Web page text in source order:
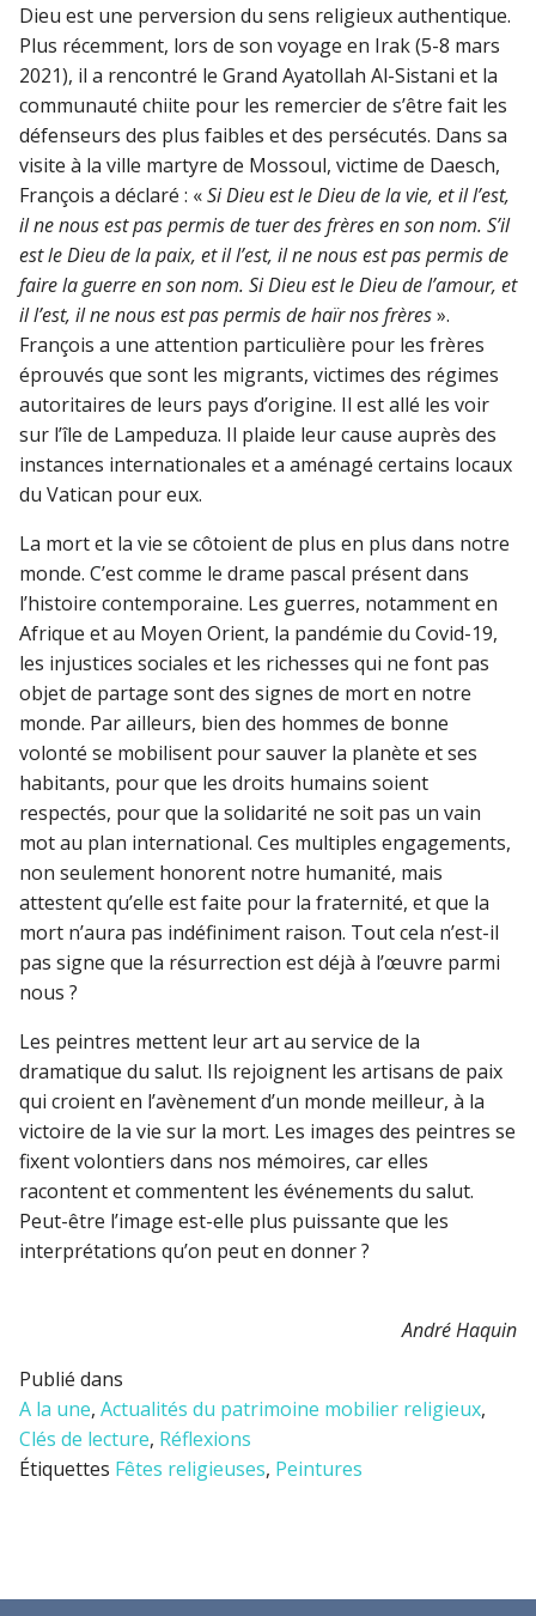
Dieu est une perversion du sens religieux authentique.
Plus récemment, lors de son voyage en Irak (5-8 mars
2021), il a rencontré le Grand Ayatollah Al-Sistani et la
communauté chiite pour les remercier de s’être fait les
défenseurs des plus faibles et des persécutés. Dans sa
visite à la ville martyre de Mossoul, victime de Daesch,
François a déclaré : «Si Dieu est le Dieu de la vie, et il l’est,
il ne nous est pas permis de tuer des frères en son nom. S’il
est le Dieu de la paix, et il l’est, il ne nous est pas permis de
faire la guerre en son nom. Si Dieu est le Dieu de l’amour, et
il l’est, il ne nous est pas permis de haïr nos frères».
François a une attention particulière pour les frères
éprouvés que sont les migrants, victimes des régimes
autoritaires de leurs pays d’origine. Il est allé les voir
sur l’île de Lampeduza. Il plaide leur cause auprès des
instances internationales et a aménagé certains locaux
du Vatican pour eux.
La mort et la vie se côtoient de plus en plus dans notre
monde. C’est comme le drame pascal présent dans
l’histoire contemporaine. Les guerres, notamment en
Afrique et au Moyen Orient, la pandémie du Covid-19,
les injustices sociales et les richesses qui ne font pas
objet de partage sont des signes de mort en notre
monde. Par ailleurs, bien des hommes de bonne
volonté se mobilisent pour sauver la planète et ses
habitants, pour que les droits humains soient
respectés, pour que la solidarité ne soit pas un vain
mot au plan international. Ces multiples engagements,
non seulement honorent notre humanité, mais
attestent qu’elle est faite pour la fraternité, et que la
mort n’aura pas indéfiniment raison. Tout cela n’est-il
pas signe que la résurrection est déjà à l’œuvre parmi
nous ?
Les peintres mettent leur art au service de la
dramatique du salut. Ils rejoignent les artisans de paix
qui croient en l’avènement d’un monde meilleur, à la
victoire de la vie sur la mort. Les images des peintres se
fixent volontiers dans nos mémoires, car elles
racontent et commentent les événements du salut.
Peut-être l’image est-elle plus puissante que les
interprétations qu’on peut en donner ?
André Haquin
Publié dans
A la une, Actualités du patrimoine mobilier religieux,
Clés de lecture, Réflexions
Étiquettes Fêtes religieuses, Peintures